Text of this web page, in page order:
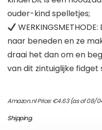
ouder-kind spelletjes;
naar beneden en ze
draai het dan om en
van dit zintuiglijke fidget
Amazon.nl Price:€4.63(as of 08/
Shipping.